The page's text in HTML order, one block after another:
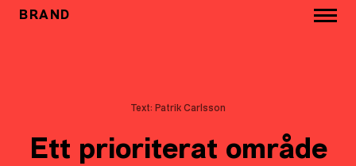
BRAND
Text: Patrik Carlsson
Ett prioriterat område